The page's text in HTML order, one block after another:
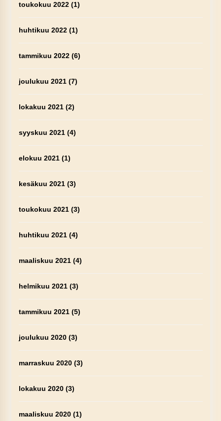
toukokuu 2022(1)
huhtikuu 2022(1)
tammikuu 2022(6)
joulukuu 2021(7)
lokakuu 2021(2)
syyskuu 2021(4)
elokuu 2021(1)
kesäkuu 2021(3)
toukokuu 2021(3)
huhtikuu 2021(4)
maaliskuu 2021(4)
helmikuu 2021(3)
tammikuu 2021(5)
joulukuu 2020(3)
marraskuu 2020(3)
lokakuu 2020(3)
maaliskuu 2020(1)